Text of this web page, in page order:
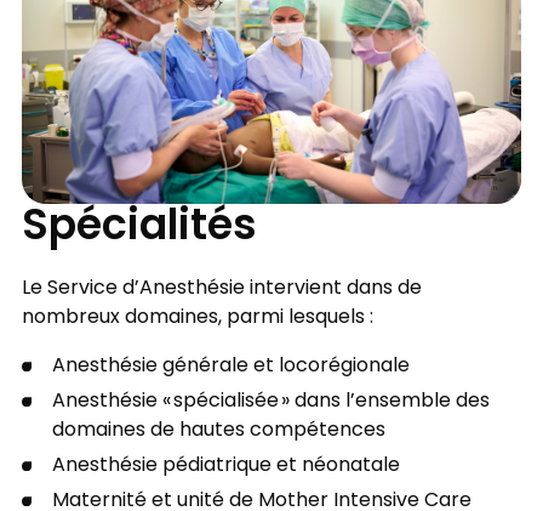
Spécialités
Le Service d’Anesthésie intervient dans de
nombreux domaines, parmi lesquels :
Anesthésie générale et locorégionale
Anesthésie « spécialisée » dans l’ensemble des
domaines de hautes compétences
Anesthésie pédiatrique et néonatale
Maternité et unité de Mother Intensive Care